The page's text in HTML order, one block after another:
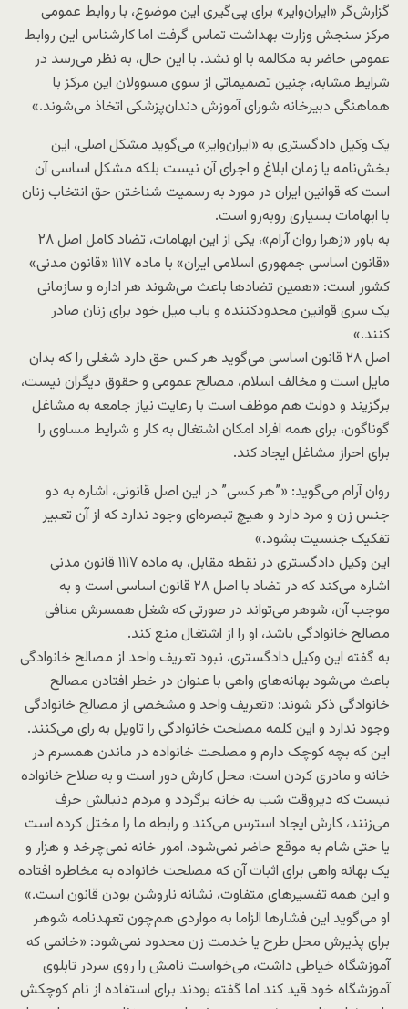
گزارش‌گر «ایران‌وایر» برای پی‌گیری این موضوع، با روابط عمومی
مرکز سنجش وزارت بهداشت تماس گرفت اما کارشناس این روابط
عمومی حاضر به مکالمه با او نشد. با این حال، به نظر می‌رسد در
شرایط مشابه، چنین تصمیماتی از سوی مسوولان این مرکز با
هماهنگی دبیرخانه شورای آموزش دندان‌پزشکی اتخاذ می‌شوند.»
یک وکیل دادگستری به «ایران‌وایر» می‌گوید مشکل اصلی، این
بخش‌نامه یا زمان ابلاغ و اجرای آن نیست بلکه مشکل اساسی آن
است که قوانین ایران در مورد به رسمیت شناختن حق انتخاب زنان
با ابهامات بسیاری روبه‌رو است.
به باور «زهرا روان آرام»، یکی از این ابهامات، تضاد کامل اصل ۲۸
«قانون اساسی جمهوری اسلامی ایران» با ماده ۱۱۱۷ «قانون مدنی»
کشور است: «همین تضادها باعث می‌شوند هر اداره و سازمانی
یک سری قوانین محدودکننده و باب میل خود برای زنان صادر
کنند.»
اصل ۲۸ قانون اساسی می‌گوید هر کس حق دارد شغلی را که بدان
مایل است و مخالف اسلام، مصالح عمومی و حقوق دیگران نیست،
برگزیند و دولت هم موظف است با رعایت نیاز جامعه به مشاغل
گوناگون، برای همه افراد امکان اشتغال به کار و شرایط مساوی را
برای احراز مشاغل ایجاد کند.
روان آرام می‌گوید: «”هر کسی” در این اصل قانونی، اشاره به دو
جنس زن و مرد دارد و هیچ تبصره‌ای وجود ندارد که از آن تعبیر
تفکیک جنسیت بشود.»
این وکیل دادگستری در نقطه مقابل، به ماده ۱۱۱۷ قانون مدنی
اشاره می‌کند که در تضاد با اصل ۲۸ قانون اساسی است و به
موجب آن، شوهر می‌تواند در صورتی که شغل همسرش منافی
مصالح خانوادگی باشد، او را از اشتغال منع کند.
به گفته این وکیل دادگستری، نبود تعریف واحد از مصالح خانوادگی
باعث می‌شود بهانه‌های واهی با عنوان در خطر افتادن مصالح
خانوادگی ذکر شوند: «تعریف واحد و مشخصی از مصالح خانوادگی
وجود ندارد و این کلمه مصلحت خانوادگی را تاویل به رای می‌کنند.
این که بچه کوچک دارم و مصلحت خانواده در ماندن همسرم در
خانه و مادری کردن است، محل کارش دور است و به صلاح خانواده
نیست که دیروقت شب به خانه برگردد و مردم دنبالش حرف
می‌زنند، کارش ایجاد استرس می‌کند و رابطه ما را مختل کرده است
یا حتی شام به موقع حاضر نمی‌شود، امور خانه نمی‌چرخد و هزار و
یک بهانه واهی برای اثبات آن که مصلحت خانواده به مخاطره افتاده
و این همه تفسیرهای متفاوت، نشانه ناروشن بودن قانون است.»
او می‌گوید این فشارها الزاما به مواردی هم‌چون تعهدنامه شوهر
برای پذیرش محل طرح یا خدمت زن محدود نمی‌شود: «خانمی که
آموزشگاه خیاطی داشت، می‌خواست نامش را روی سردر تابلوی
آموزشگاه خود قید کند اما گفته بودند برای استفاده از نام کوچکش